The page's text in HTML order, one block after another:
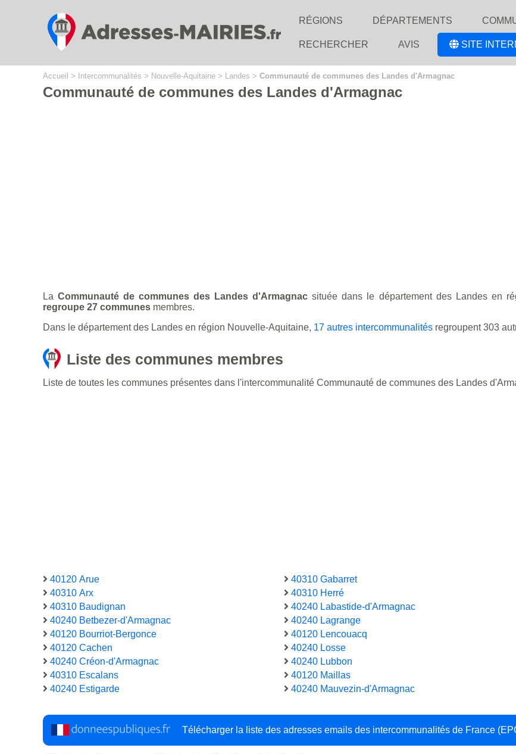
RÉGIONS DÉPARTEMENTS
RECHERCHER AVIS SITE
Accueil > Intercommunalités > Nouvelle-Aquitaine > Landes > Communauté de communes des Landes d'Armagnac
Communauté de communes des Landes d'Armagnac
LaCommunauté de communes des Landes d'Armagnac située dans le département des Landes en
regroupe 27 communes membres.
Dans le département des Landes en région Nouvelle-Aquitaine, 17 autres intercommunalités regroupent 303
Liste des communes membres
Liste de toutes les communes présentes dans l'intercommunalité Communauté de communes des Landes
40120 Arue
40310 Arx
40310 Baudignan
40240 Betbezer-d'Armagnac
40120 Bourriot-Bergonce
40120 Cachen
40240 Créon-d'Armagnac
40310 Escalans
40240 Estigarde
40310 Gabarret
40310 Herré
40240 Labastide-d'Armagnac
40240 Lagrange
40120 Lencouacq
40240 Losse
40240 Lubbon
40120 Maillas
40240 Mauvezin-d'Armagnac
Télécharger la liste des adresses emails des intercommunalités de France